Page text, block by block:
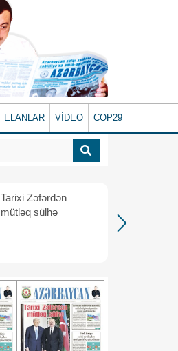
ELANLAR VİDEO COP29
Tarixi Zəfərdən
mütləq sülhə